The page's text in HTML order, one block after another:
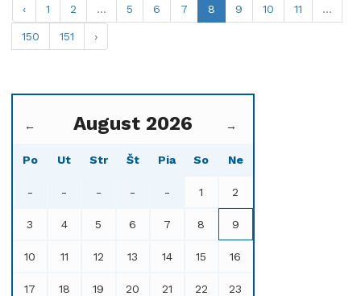
‹ 1 2 ... 5 6 7 8 9 10 11 ...
150 151 ›
← August 2026 →
Po Ut Str Št Pia So Ne
- - - - - 1 2
3 4 5 6 7 8 9
10 11 12 13 14 15 16
17 18 19 20 21 22 23